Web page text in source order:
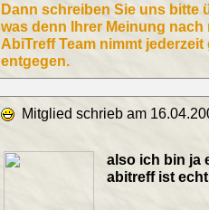
Dann schreiben Sie uns bitte
was denn Ihrer Meinung
AbiTreff Team nimmt
entgegen.
Mitglied schrieb am
also ich bin ja
abitreff ist